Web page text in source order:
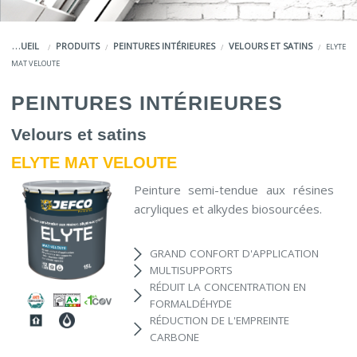
COULEURS
ACCUEIL PRODUITS PEINTURES INTÉRIEURES VELOURS ET SATINS
ELYTE
MAT VELOUTE
PEINTURES INTÉRIEURES
Velours et satins
ELYTE MAT VELOUTE
Peinture semi-tendue aux résines
acryliques et alkydes biosourcées.
GRAND CONFORT D'APPLICATION
MULTISUPPORTS
RÉDUIT LA CONCENTRATION EN
FORMALDÉHYDE
RÉDUCTION DE L'EMPREINTE
CARBONE